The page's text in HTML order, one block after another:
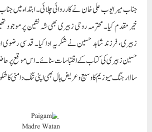
جناب میر ایوب علی خان نے کارروائی چلائی۔ ابتداء میں
خیر مقدم کیا۔ محترمہ روحی زبیری بھی شہ نشین پر
زبیری، فرزند شاہد حسین نے شکریہ ادا کیا۔ قدسی
حسین زبیری کی کتاب کے اقتباسات سنائے۔ اس موقع پر
سالار جنگ میوزیم کا وسیع و عریض ہال بھی اپنی تنگ دامنی کا